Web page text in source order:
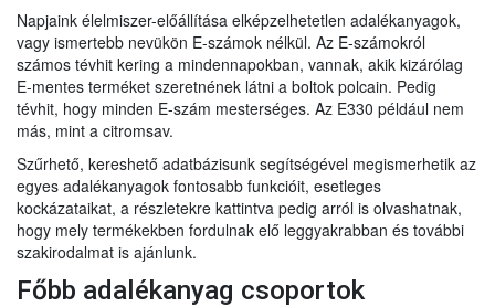
Napjaink élelmiszer-előállítása elképzelhetetlen adalékanyagok,
vagy ismertebb nevükön E-számok nélkül. Az E-számokról
számos tévhit kering a mindennapokban, vannak, akik kizárólag
E-mentes terméket szeretnének látni a boltok polcain. Pedig
tévhit, hogy minden E-szám mesterséges. Az E330 például nem
más, mint a citromsav.
Szűrhető, kereshető adatbázisunk segítségével megismerhetik az
egyes adalékanyagok fontosabb funkcióit, esetleges
kockázataikat, a részletekre kattintva pedig arról is olvashatnak,
hogy mely termékekben fordulnak elő leggyakrabban és további
szakirodalmat is ajánlunk.
Főbb adalékanyag csoportok